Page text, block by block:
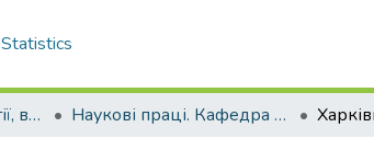
Statistics
Кафедра дерматології, венерології і СНІДу Наукові праці. Кафедра дерматології, венерології і СНІДу